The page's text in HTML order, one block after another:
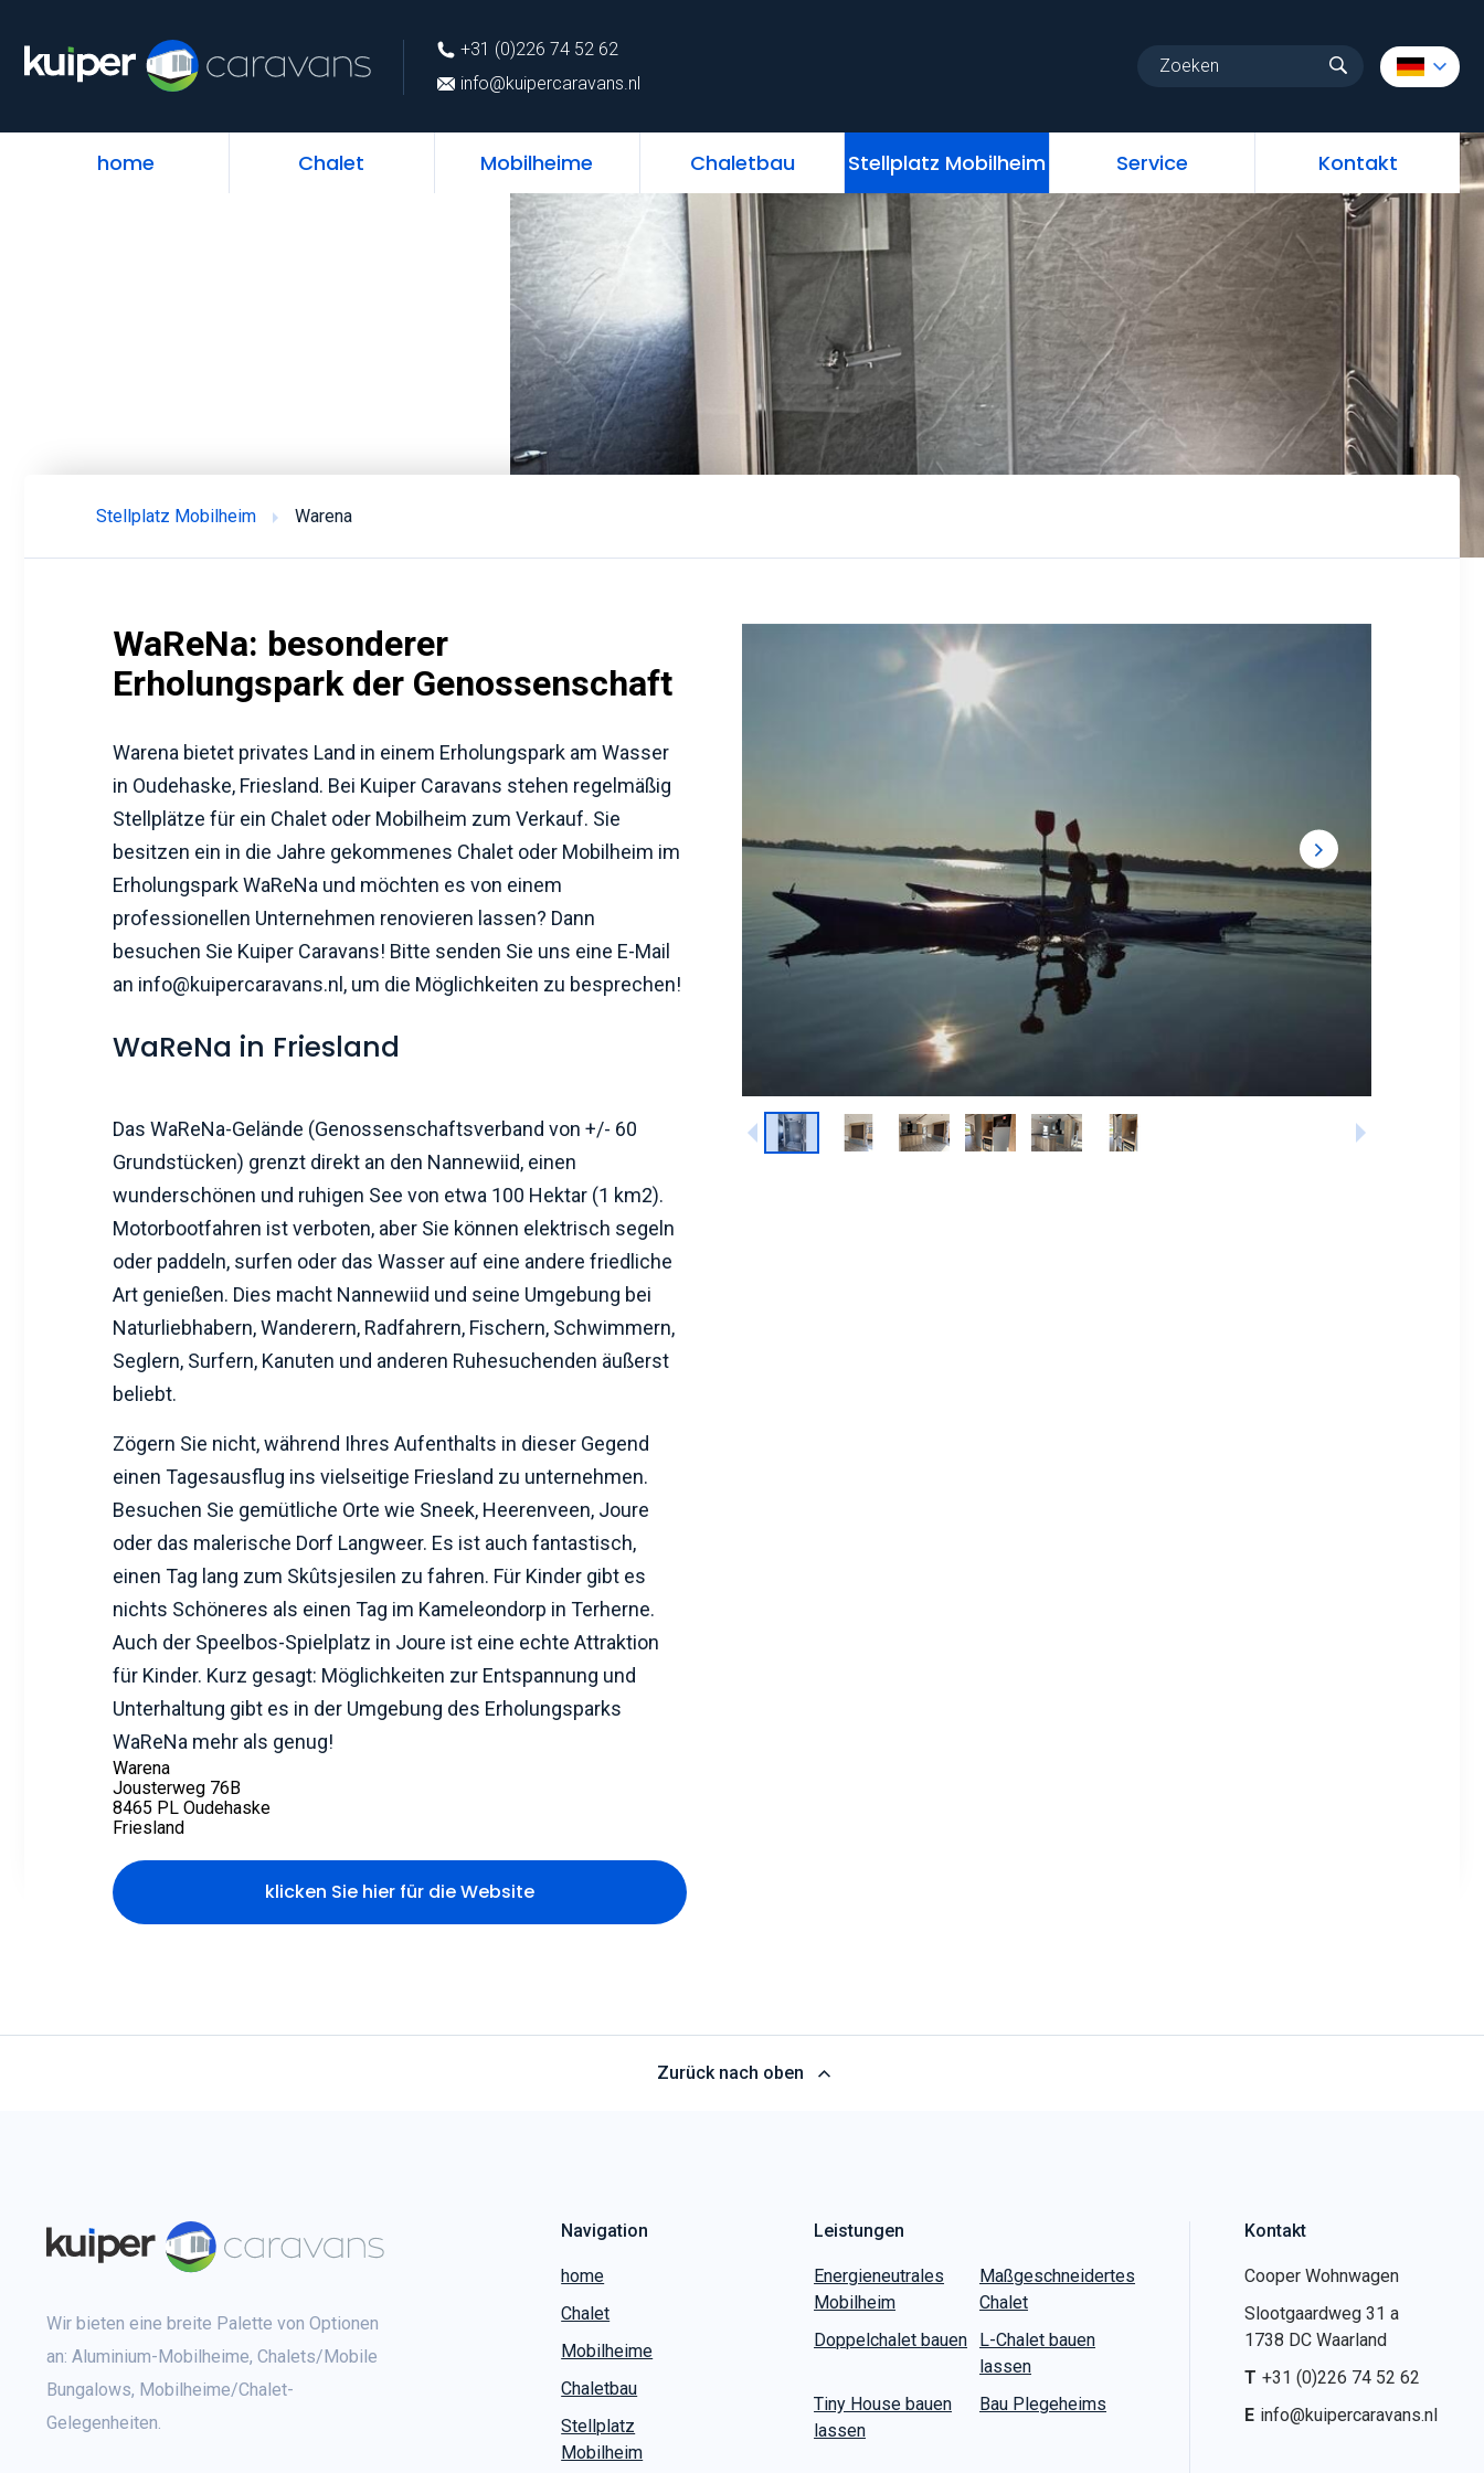
+31 (0)226 74 52 62
info@kuipercaravans.nl
home Chalet Mobilheime Chaletbau Stellplatz Mobilheim Service Kontakt
info@kuipercaravans.nl
home Kontakt
Stellplatz Mobilheim Warena
WaReNa: besonderer
Erholungspark der Genossenschaft
Warena bietet privates Land in einem Erholungspark am Wasser
in Oudehaske, Friesland. Bei Kuiper Caravans stehen regelmäßig
Stellplätze für ein Chalet oder Mobilheim zum Verkauf. Sie
besitzen ein in die Jahre gekommenes Chalet oder Mobilheim im
Erholungspark WaReNa und möchten es von einem
professionellen Unternehmen renovieren lassen? Dann
besuchen Sie Kuiper Caravans! Bitte senden Sie uns eine E-Mail
an info@kuipercaravans.nl, um die Möglichkeiten zu besprechen!
WaReNa in Friesland
Das WaReNa-Gelände (Genossenschaftsverband von +/- 60
Grundstücken) grenzt direkt an den Nannewiid, einen
wunderschönen und ruhigen See von etwa 100 Hektar (1 km2).
Motorbootfahren ist verboten, aber Sie können elektrisch segeln
oder paddeln, surfen oder das Wasser auf eine andere friedliche
Art genießen. Dies macht Nannewiid und seine Umgebung bei
Naturliebhabern, Wanderern, Radfahrern, Fischern, Schwimmern,
Seglern, Surfern, Kanuten und anderen Ruhesuchenden äußerst
beliebt.
Zögern Sie nicht, während Ihres Aufenthalts in dieser Gegend
einen Tagesausflug ins vielseitige Friesland zu unternehmen.
Besuchen Sie gemütliche Orte wie Sneek, Heerenveen, Joure
oder das malerische Dorf Langweer. Es ist auch fantastisch,
einen Tag lang zum Skûtsjesilen zu fahren. Für Kinder gibt es
nichts Schöneres als einen Tag im Kameleondorp in Terherne.
Auch der Speelbos-Spielplatz in Joure ist eine echte Attraktion
für Kinder. Kurz gesagt: Möglichkeiten zur Entspannung und
Unterhaltung gibt es in der Umgebung des Erholungsparks
WaReNa mehr als genug!
Warena
Jousterweg 76B
8465 PL Oudehaske
Friesland
klicken Sie hier für die Website
Zurück nach oben
Wir bieten eine breite Palette von Optionen
an: Aluminium-Mobilheime, Chalets/Mobile
Bungalows, Mobilheime/Chalet-
Gelegenheiten.
Navigation
home
Chalet
Mobilheime
Chaletbau
Stellplatz
Mobilheim
Leistungen
Energieneutrales
Mobilheim
Maßgeschneidertes
Chalet
Doppelchalet bauen
L-Chalet bauen
lassen
Tiny House bauen
lassen
Bau Plegeheims
Kontakt
Cooper Wohnwagen
Slootgaardweg 31 a
1738 DC Waarland
T +31 (0)226 74 52 62
E info@kuipercaravans.nl